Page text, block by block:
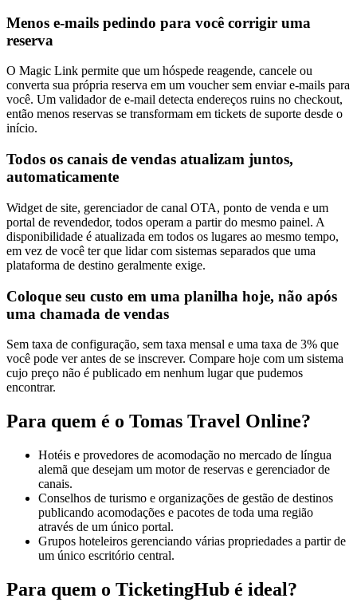
Menos e-mails pedindo para você corrigir uma
reserva
O Magic Link permite que um hóspede reagende, cancele ou
converta sua própria reserva em um voucher sem enviar e-mails para
você. Um validador de e-mail detecta endereços ruins no checkout,
então menos reservas se transformam em tickets de suporte desde o
início.
Todos os canais de vendas atualizam juntos,
automaticamente
Widget de site, gerenciador de canal OTA, ponto de venda e um
portal de revendedor, todos operam a partir do mesmo painel. A
disponibilidade é atualizada em todos os lugares ao mesmo tempo,
em vez de você ter que lidar com sistemas separados que uma
plataforma de destino geralmente exige.
Coloque seu custo em uma planilha hoje, não após
uma chamada de vendas
Sem taxa de configuração, sem taxa mensal e uma taxa de 3% que
você pode ver antes de se inscrever. Compare hoje com um sistema
cujo preço não é publicado em nenhum lugar que pudemos
encontrar.
Para quem é o Tomas Travel Online?
Hotéis e provedores de acomodação no mercado de língua
alemã que desejam um motor de reservas e gerenciador de
canais.
Conselhos de turismo e organizações de gestão de destinos
publicando acomodações e pacotes de toda uma região
através de um único portal.
Grupos hoteleiros gerenciando várias propriedades a partir de
um único escritório central.
Para quem o TicketingHub é ideal?